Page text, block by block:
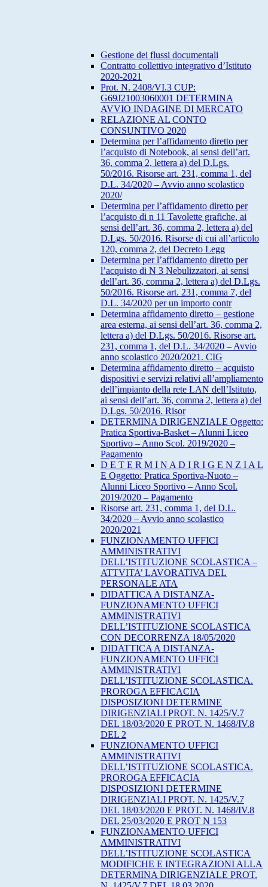
Gestione dei flussi documentali
Contratto collettivo integrativo d’Istituto
2020-2021
Prot. N. 2408/VI.3 CUP:
G69J21003060001 DETERMINA
AVVIO INDAGINE DI MERCATO
RELAZIONE AL CONTO
CONSUNTIVO 2020
Determina per l’affidamento diretto per
l’acquisto di Notebook, ai sensi dell’art.
36, comma 2, lettera a) del D.Lgs.
50/2016. Risorse art. 231, comma 1, del
D.L. 34/2020 – Avvio anno scolastico
2020/
Determina per l’affidamento diretto per
l’acquisto di n 11 Tavolette grafiche, ai
sensi dell’art. 36, comma 2, lettera a) del
D.Lgs. 50/2016. Risorse di cui all’articolo
120, comma 2, del Decreto Legg
Determina per l’affidamento diretto per
l’acquisto di N 3 Nebulizzatori, ai sensi
dell’art. 36, comma 2, lettera a) del D.Lgs.
50/2016. Risorse art. 231, comma 7, del
D.L. 34/2020 per un importo contr
Determina affidamento diretto – gestione
area esterna, ai sensi dell’art. 36, comma 2,
lettera a) del D.Lgs. 50/2016. Risorse art.
231, comma 1, del D.L. 34/2020 – Avvio
anno scolastico 2020/2021. CIG
Determina affidamento diretto – acquisto
dispositivi e servizi relativi all’ampliamento
dell’impianto della rete LAN dell’Istituto,
ai sensi dell’art. 36, comma 2, lettera a) del
D.Lgs. 50/2016. Risor
DETERMINA DIRIGENZIALE Oggetto:
Pratica Sportiva-Basket – Alunni Liceo
Sportivo – Anno Scol. 2019/2020 –
Pagamento
D E T E R M I N A D I R I G E N Z I A L
E Oggetto: Pratica Sportiva-Nuoto –
Alunni Liceo Sportivo – Anno Scol.
2019/2020 – Pagamento
Risorse art. 231, comma 1, del D.L.
34/2020 – Avvio anno scolastico
2020/2021
FUNZIONAMENTO UFFICI
AMMINISTRATIVI
DELL’ISTITUZIONE SCOLASTICA –
ATTVITA’ LAVORATIVA DEL
PERSONALE ATA
DIDATTICA A DISTANZA-
FUNZIONAMENTO UFFICI
AMMINISTRATIVI
DELL’ISTITUZIONE SCOLASTICA
CON DECORRENZA 18/05/2020
DIDATTICA A DISTANZA-
FUNZIONAMENTO UFFICI
AMMINISTRATIVI
DELL’ISTITUZIONE SCOLASTICA.
PROROGA EFFICACIA
DISPOSIZIONI DETERMINE
DIRIGENZIALI PROT. N. 1425/V.7
DEL 18/03/2020 E PROT. N. 1468/IV.8
DEL 2
FUNZIONAMENTO UFFICI
AMMINISTRATIVI
DELL’ISTITUZIONE SCOLASTICA.
PROROGA EFFICACIA
DISPOSIZIONI DETERMINE
DIRIGENZIALI PROT. N. 1425/V.7
DEL 18/03/2020 E PROT. N. 1468/IV.8
DEL 25/03/2020 E PROT N 153
FUNZIONAMENTO UFFICI
AMMINISTRATIVI
DELL’ISTITUZIONE SCOLASTICA
MODIFICHE E INTEGRAZIONI ALLA
DETERMINA DIRIGENZIALE PROT.